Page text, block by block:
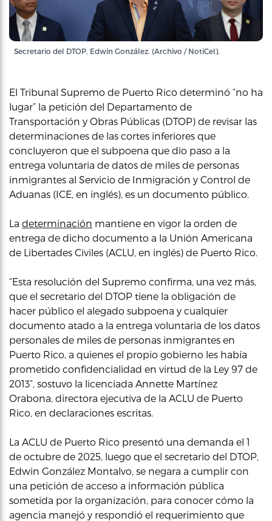
Secretario del DTOP, Edwin González. (Archivo / NotiCel).
El Tribunal Supremo de Puerto Rico determinó “no ha
lugar” la petición del Departamento de
Transportación y Obras Públicas (DTOP) de revisar las
determinaciones de las cortes inferiores que
concluyeron que el subpoena que dio paso a la
entrega voluntaria de datos de miles de personas
inmigrantes al Servicio de Inmigración y Control de
Aduanas (ICE, en inglés), es un documento público.
La determinación mantiene en vigor la orden de
entrega de dicho documento a la Unión Americana
de Libertades Civiles (ACLU, en inglés) de Puerto Rico.
“Esta resolución del Supremo confirma, una vez más,
que el secretario del DTOP tiene la obligación de
hacer público el alegado subpoena y cualquier
documento atado a la entrega voluntaria de los datos
personales de miles de personas inmigrantes en
Puerto Rico, a quienes el propio gobierno les había
prometido confidencialidad en virtud de la Ley 97 de
2013”, sostuvo la licenciada Annette Martínez
Orabona, directora ejecutiva de la ACLU de Puerto
Rico, en declaraciones escritas.
La ACLU de Puerto Rico presentó una demanda el 1
de octubre de 2025, luego que el secretario del DTOP,
Edwin González Montalvo, se negara a cumplir con
una petición de acceso a información pública
sometida por la organización, para conocer cómo la
agencia manejó y respondió el requerimiento que